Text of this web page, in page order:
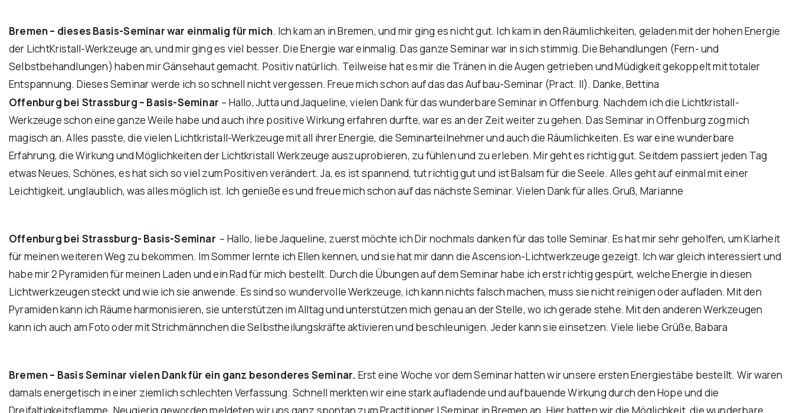
Bremen – dieses Basis-Seminarwar einmalig für mich. Ich kam an in Bremen, und mir ging es nicht gut. Ich kam in den Räumlichkeiten, geladen mit der hohen Energie
der LichtKristall-Werkzeuge an, und mir ging es viel besser. Die Energie war einmalig. Das ganze Seminar war in sich stimmig. Die Behandlungen (Fern- und
Selbstbehandlungen) haben mir Gänsehaut gemacht. Positiv natürlich. Teilweise hat es mir die Tränen in die Augen getrieben und Müdigkeit gekoppelt mit totaler
Entspannung. Dieses Seminar werde ich so schnell nicht vergessen. Freue mich schon auf das das Aufbau-Seminar (Pract. II). Danke, Bettina
Offenburg bei Strassburg – Basis-Seminar – Hallo, Jutta und Jaqueline, vielen Dank für das wunderbare Seminar in Offenburg. Nachdem ich die Lichtkristall-
Werkzeuge schon eine ganze Weile habe und auch ihre positive Wirkung erfahren durfte, war es an der Zeit weiter zu gehen. Das Seminar in Offenburg zog mich
magisch an. Alles passte, die vielen Lichtkristall-Werkzeuge mit all ihrer Energie, die Seminarteilnehmer und auch die Räumlichkeiten. Es war eine wunderbare
Erfahrung, die Wirkung und Möglichkeiten der Lichtkristall Werkzeuge auszuprobieren, zu fühlen und zu erleben. Mir geht es richtig gut. Seitdem passiert jeden Tag
etwas Neues, Schönes, es hat sich so viel zum Positiven verändert. Ja, es ist spannend, tut richtig gut und ist Balsam für die Seele. Alles geht auf einmal mit einer
Leichtigkeit, unglaublich, was alles möglich ist. Ich genieße es und freue mich schon auf das nächste Seminar. Vielen Dank für alles.Gruß, Marianne
Offenburg bei Strassburg- Basis-Seminar – Hallo, liebe Jaqueline, zuerst möchte ich Dir nochmals danken für das tolle Seminar. Es hat mir sehr geholfen, um Klarheit
für meinen weiteren Weg zu bekommen. Im Sommer lernte ich Ellen kennen, und sie hat mir dann die Ascension-Lichtwerkzeuge gezeigt. Ich war gleich interessiert und
habe mir 2 Pyramiden für meinen Laden und ein Rad für mich bestellt. Durch die Übungen auf dem Seminar habe ich erst richtig gespürt, welche Energie in diesen
Lichtwerkzeugen steckt und wie ich sie anwende. Es sind so wundervolle Werkzeuge, ich kann nichts falsch machen, muss sie nicht reinigen oder aufladen. Mit den
Pyramiden kann ich Räume harmonisieren, sie unterstützen im Alltag und unterstützen mich genau an der Stelle, wo ich gerade stehe. Mit den anderen Werkzeugen
kann ich auch am Foto oder mit Strichmännchen die Selbstheilungskräfte aktivieren und beschleunigen. Jeder kann sie einsetzen. Viele liebe Grüße, Babara
Bremen – Basis Seminar vielen Dank für ein ganz besonderes Seminar. Erst eine Woche vor dem Seminar hatten wir unsere ersten Energiestäbe bestellt. Wir waren
damals energetisch in einer ziemlich schlechten Verfassung. Schnell merkten wir eine stark aufladende und aufbauende Wirkung durch den Hope und die